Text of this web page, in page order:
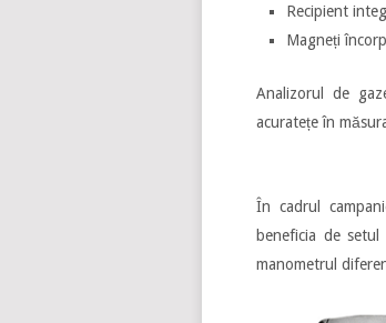
Recipient
Magneți
Analizorul de
acuratețe în
În cadrul
beneficia de
manometrul